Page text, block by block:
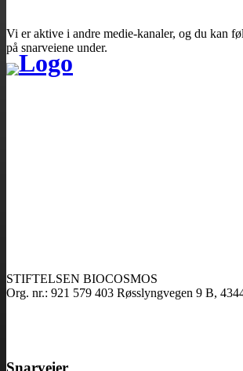
Vi er aktive i andre medie-kanaler, og du kan
på snarveiene under.
STIFTELSEN BIOCOSMOS
Org. nr.: 921 579 403 Røsslyngvegen 9 B,
Snarveier